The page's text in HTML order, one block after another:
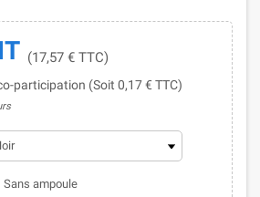
(17,57 € TTC)
participation (Soit 0,17 € TTC)
Sans ampoule